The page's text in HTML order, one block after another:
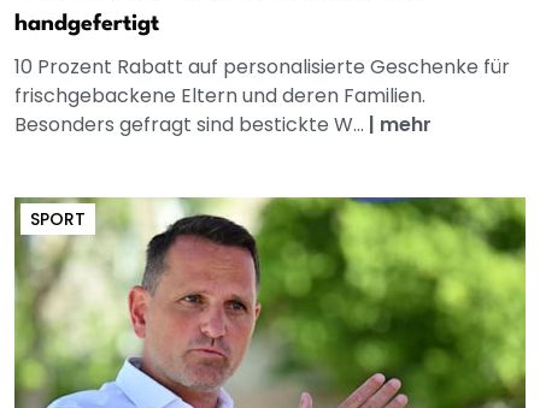
handgefertigt
10 Prozent Rabatt auf personalisierte Geschenke für
frischgebackene Eltern und deren Familien.
Besonders gefragt sind bestickte W... | mehr
SPORT